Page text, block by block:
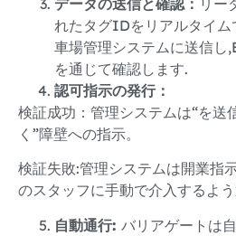
れたタグIDをリアルタイ
車場管理システムに送信
を通じて確認します.
認可指示の発行：
検証成功：管理システムは“を送
く”障壁への指示。
検証失敗:管理システムは開業指
のスタッフに手動で介入するよ
自動通行: バリアゲートは